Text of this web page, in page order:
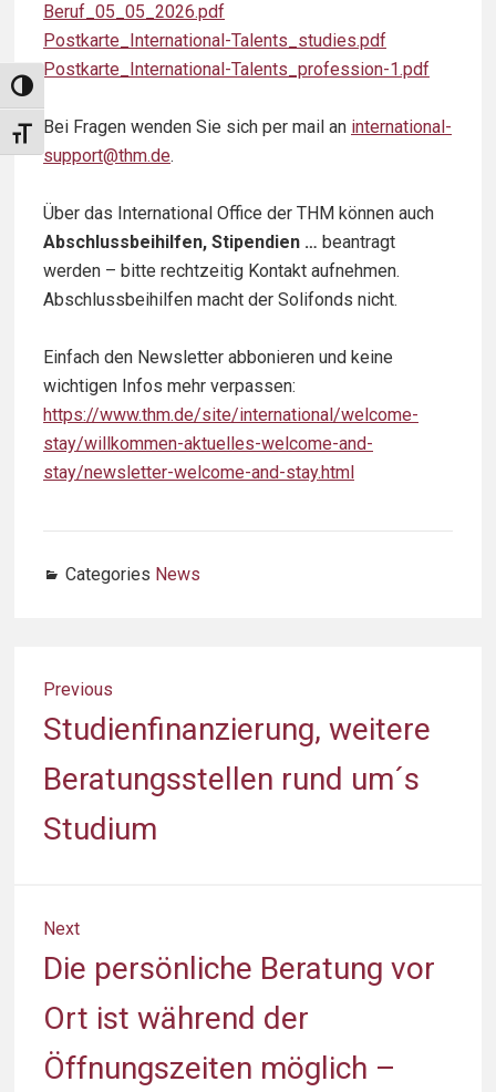
Umschalten auf hohe Kontraste
Schrift vergrößern
Beruf_05_05_2026.pdf
Postkarte_International-Talents_studies.pdf
Postkarte_International-Talents_profession-1.pdf
Bei Fragen wenden Sie sich per mail an international-
support@thm.de.
Über das International Office der THM können auch
Abschlussbeihilfen, Stipendien … beantragt
werden – bitte rechtzeitig Kontakt aufnehmen.
Abschlussbeihilfen macht der Solifonds nicht.
Einfach den Newsletter abbonieren und keine
wichtigen Infos mehr verpassen:
https://www.thm.de/site/international/welcome-
stay/willkommen-aktuelles-welcome-and-
stay/newsletter-welcome-and-stay.html
Categories News
Previous
Previous
post:
Studienfinanzierung, weitere
Beratungsstellen rund um´s
Studium
Next
Next
post:
Die persönliche Beratung vor
Ort ist während der
Öffnungszeiten möglich –